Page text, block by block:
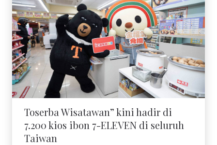
Toserba Wisatawan” kini hadir di 7.200
kios ibon 7-ELEVEN di seluruh Taiwan
Toserba Wisatawan” kini hadir di
7.200 kios ibon 7-ELEVEN di seluruh
Taiwan